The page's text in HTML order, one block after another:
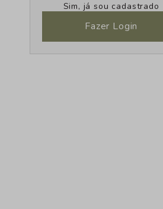
Sim, já sou cadastrado
Fazer Login